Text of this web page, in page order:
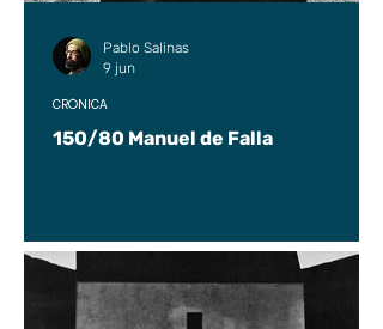
150/80 Manuel de Falla
CRÓNICA
Pablo Salinas
9 jun